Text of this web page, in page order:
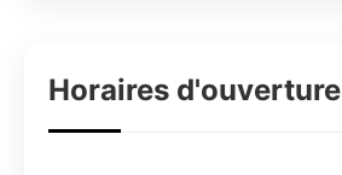
Horaires d'ouverture